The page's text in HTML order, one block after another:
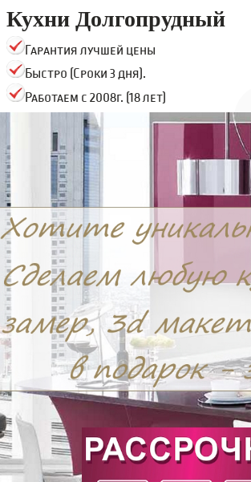
Кухни Долгопрудный
Гарантия лучшей цены
Быстро (Сроки 3 дня).
Работаем с 2008г. (18 лет)